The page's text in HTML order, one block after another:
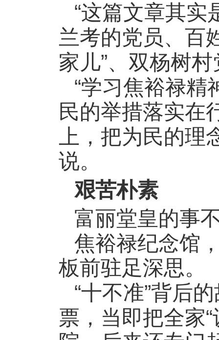
“这篇文章其实
兰考的党员、百
家儿”、双杨树
“学习焦裕禄精
民的举措落实在
上，把为民的
说。
艰苦朴素
富丽堂皇的事
焦裕禄纪念馆
板前驻足深思。
“十不准”背后
票，当即把全家“